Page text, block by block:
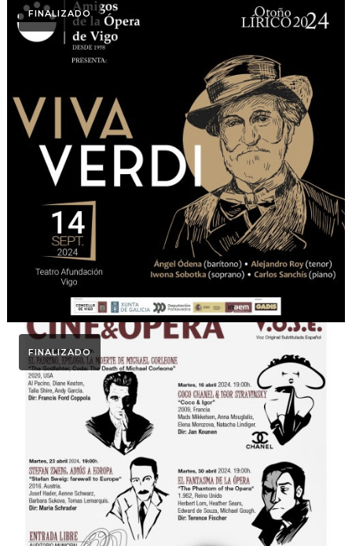
Viva Verdi. Otoño Lírico
2024
Otoño Lírico
FINALIZADO
Ciclo Cine y Ópera 2024
Ciclo Cine & Ópera
FINALIZADO